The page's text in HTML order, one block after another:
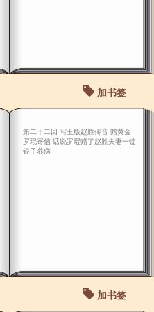
加书签
第二十二回 写玉版赵胜传音 赠黄金
罗琨寄信 话说罗琨赠了赵胜夫妻一锭
银子养病
加书签